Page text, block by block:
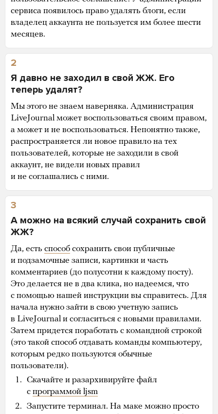
сервиса появилось право удалять блоги, если
владелец аккаунта не пользуется им более шести
месяцев.
2
Я давно не заходил в свой ЖЖ. Его
теперь удалят?
Мы этого не знаем наверняка. Администрация
LiveJournal может воспользоваться своим правом,
а может и не воспользоваться. Непонятно также,
распространяется ли новое правило на тех
пользователей, которые не заходили в свой
аккаунт, не видели новых правил
и не соглашались с ними.
3
А можно на всякий случай сохранить свой
ЖЖ?
Да, есть способ сохранить свои публичные
и подзамочные записи, картинки и часть
комментариев (до полусотни к каждому посту).
Это делается не в два клика, но надеемся, что
с помощью нашей инструкции вы справитесь. Для
начала нужно зайти в свою учетную запись
в LiveJournal и согласиться с новыми правилами.
Затем придется поработать с командной строкой
(это такой способ отдавать команды компьютеру,
которым редко пользуются обычные
пользователи).
Скачайте и разархивируйте файл
с программой ljsm
Запустите терминал. На маке можно просто